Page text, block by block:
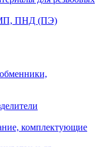
ПНД (ПЭ)
комплектующие